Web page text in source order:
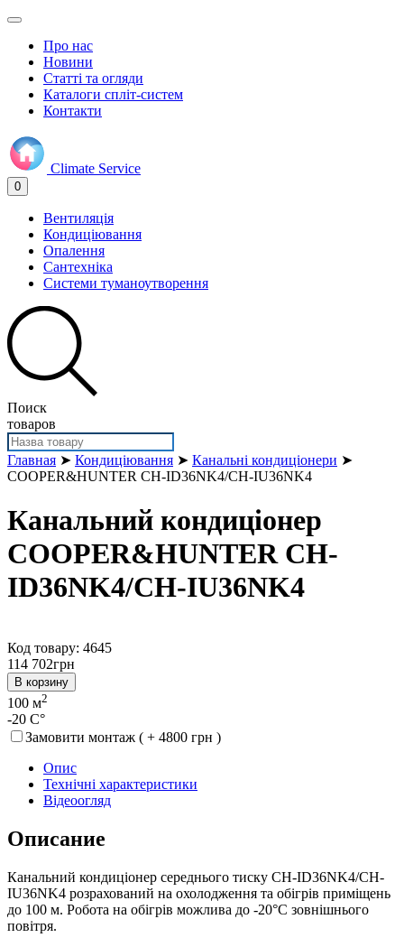
Про нас
Новини
Статті та огляди
Каталоги спліт-систем
Контакти
Climate Service
0
Вентиляція
Кондиціювання
Опалення
Сантехніка
Системи туманоутворення
Поиск
товаров
Главная ➤ Кондиціювання ➤ Канальні кондиціонери ➤
COOPER&HUNTER CH-ID36NK4/CH-IU36NK4
Канальний кондиціонер
COOPER&HUNTER CH-
ID36NK4/CH-IU36NK4
Код товару: 4645
114 702грн
В корзину
100 м2
-20 C°
Замовити монтаж ( + 4800 грн )
Опис
Технічні характеристики
Відеоогляд
Описание
Канальний кондиціонер середнього тиску CH-ID36NK4/CH-
IU36NK4 розрахований на охолодження та обігрів приміщень
до 100 м. Робота на обігрів можлива до -20°С зовнішнього
повітря.